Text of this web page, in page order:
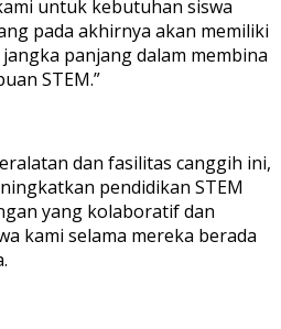
untuk kebutuhan siswa
pada akhirnya akan memiliki
panjang dalam membina
STEM.”
dan fasilitas canggih ini,
pendidikan STEM
yang kolaboratif dan
kami selama mereka berada